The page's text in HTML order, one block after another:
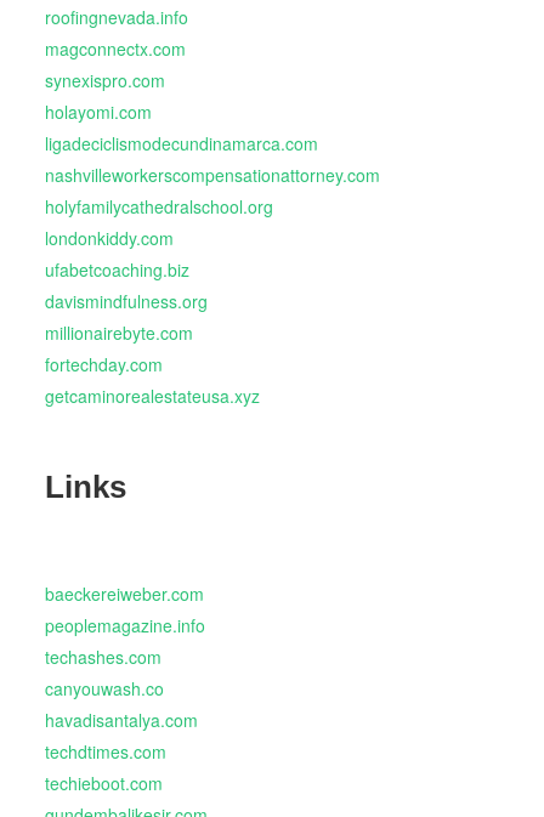
roofingnevada.info
magconnectx.com
synexispro.com
holayomi.com
ligadeciclismodecundinamarca.com
nashvilleworkerscompensationattorney.com
holyfamilycathedralschool.org
londonkiddy.com
ufabetcoaching.biz
davismindfulness.org
millionairebyte.com
fortechday.com
getcaminorealestateusa.xyz
Links
baeckereiweber.com
peoplemagazine.info
techashes.com
canyouwash.co
havadisantalya.com
techdtimes.com
techieboot.com